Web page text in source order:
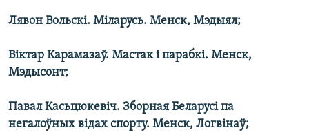
Лявон Вольскі. Міларусь. Менск, Мэдыял;
Віктар Карамазаў. Мастак і парабкі. Менск,
Мэдысонт;
Павал Касьцюкевіч. Зборная Беларусі па
негалоўных відах спорту. Менск, Логвінаў;